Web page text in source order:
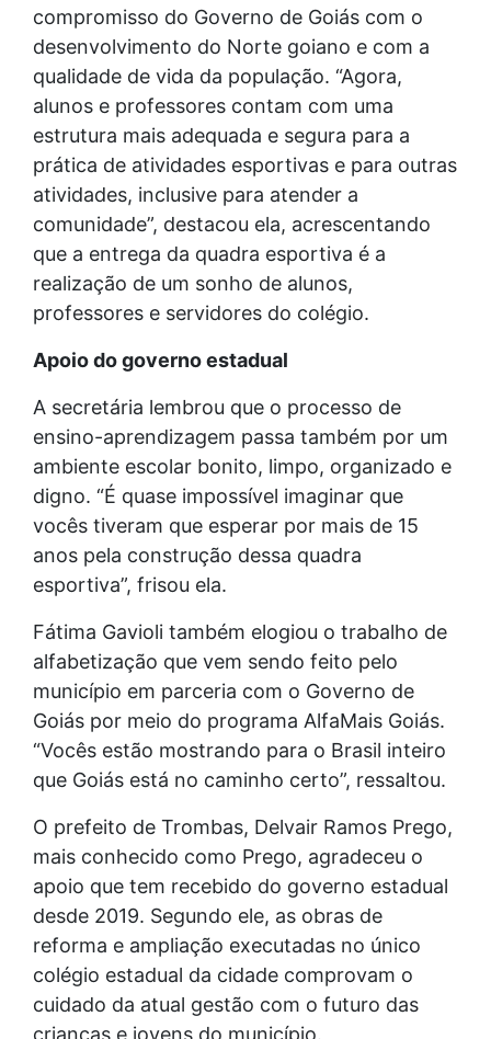
compromisso do Governo de Goiás com o
desenvolvimento do Norte goiano e com a
qualidade de vida da população. “Agora,
alunos e professores contam com uma
estrutura mais adequada e segura para a
prática de atividades esportivas e para outras
atividades, inclusive para atender a
comunidade”, destacou ela, acrescentando
que a entrega da quadra esportiva é a
realização de um sonho de alunos,
professores e servidores do colégio.
Apoio do governo estadual
A secretária lembrou que o processo de
ensino-aprendizagem passa também por um
ambiente escolar bonito, limpo, organizado e
digno. “É quase impossível imaginar que
vocês tiveram que esperar por mais de 15
anos pela construção dessa quadra
esportiva”, frisou ela.
Fátima Gavioli também elogiou o trabalho de
alfabetização que vem sendo feito pelo
município em parceria com o Governo de
Goiás por meio do programa AlfaMais Goiás.
“Vocês estão mostrando para o Brasil inteiro
que Goiás está no caminho certo”, ressaltou.
O prefeito de Trombas, Delvair Ramos Prego,
mais conhecido como Prego, agradeceu o
apoio que tem recebido do governo estadual
desde 2019. Segundo ele, as obras de
reforma e ampliação executadas no único
colégio estadual da cidade comprovam o
cuidado da atual gestão com o futuro das
crianças e jovens do município.